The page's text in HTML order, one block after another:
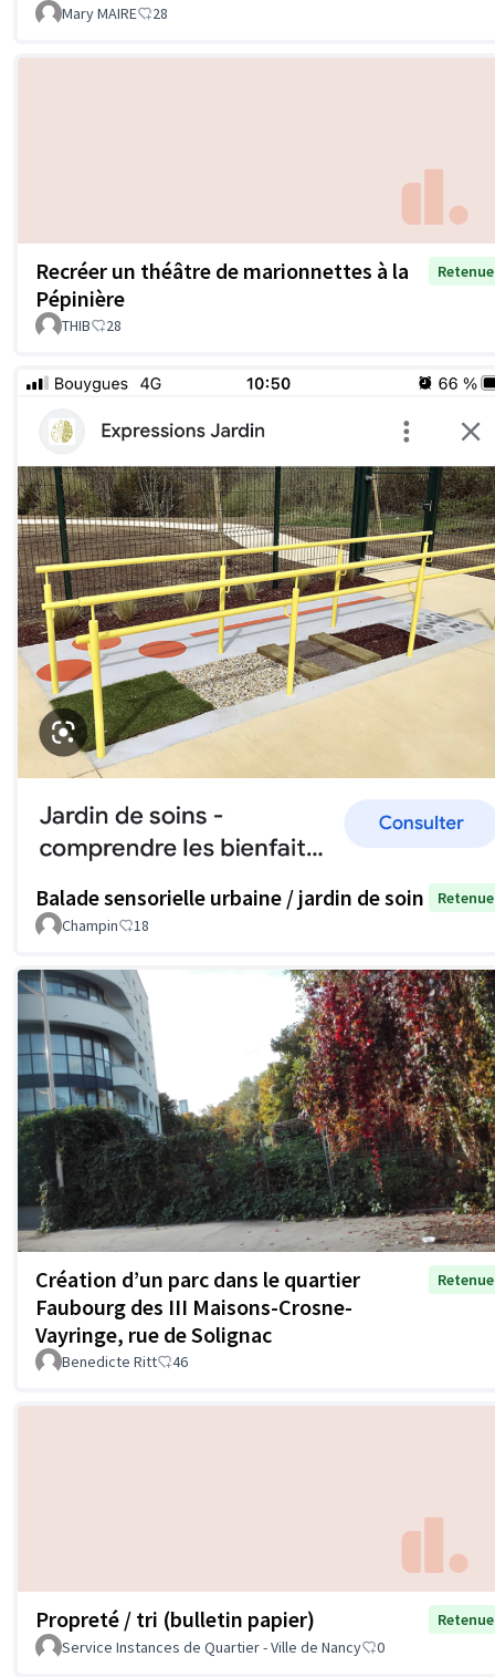
Mary MAIRE
28
Recréer un théâtre de marionnettes à la
Pépinière
Retenue
THIB 28
Balade sensorielle urbaine / jardin de soin
Retenue
Champin
18
Création d’un parc dans le quartier
Faubourg des III Maisons-Crosne-
Vayringe, rue de Solignac
Retenue
Benedicte Ritt 46
Propreté / tri (bulletin papier)
Retenue
Service Instances de Quartier - Ville de Nancy
0